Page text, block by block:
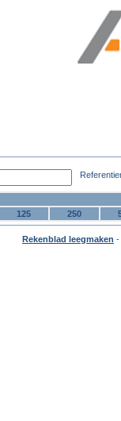
125 250
Rekenblad leegmaken -